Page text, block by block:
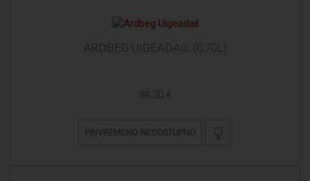
ARDBEG UIGEADAIL (0,70L)
84,20 €
PRIVREMENO NEDOSTUPNO